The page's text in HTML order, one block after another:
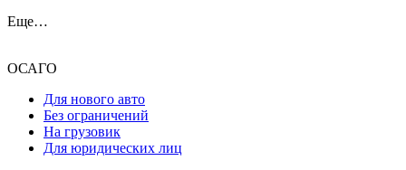
Еще…
ОСАГО
Для нового авто
Без ограничений
На грузовик
Для юридических лиц